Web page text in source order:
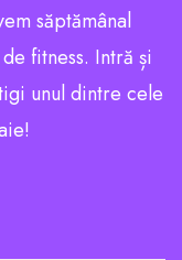
săptămânal
fitness. Intră și
unul dintre cele